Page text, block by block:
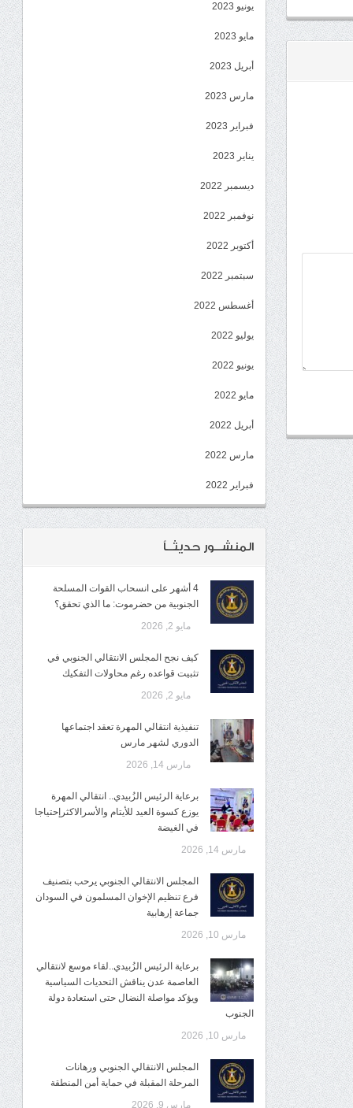
يونيو 2023
مايو 2023
أبريل 2023
مارس 2023
فبراير 2023
يناير 2023
ديسمبر 2022
نوفمبر 2022
أكتوبر 2022
سبتمبر 2022
أغسطس 2022
يوليو 2022
يونيو 2022
مايو 2022
أبريل 2022
مارس 2022
فبراير 2022
المنشــور حديثــاً
4 أشهر على انسحاب القوات المسلحة
الجنوبية من حضرموت: ما الذي تحقق؟
مايو 2, 2026
كيف نجح المجلس الانتقالي الجنوبي في
تثبيت قواعده رغم محاولات التفكيك
مايو 2, 2026
تنفيذية انتقالي المهرة تعقد اجتماعها
الدوري لشهر مارس
مارس 14, 2026
برعاية الرئيس الزُبيدي.. انتقالي المهرة
يوزع كسوة العيد للأيتام والأسرالاكثرإحتياجا
في الغيضة
مارس 14, 2026
المجلس الانتقالي الجنوبي يرحب بتصنيف
فرع تنظيم الإخوان المسلمون في السودان
جماعة إرهابية
مارس 10, 2026
برعاية الرئيس الزُبيدي..لقاء موسع لانتقالي
العاصمة عدن يناقش التحديات السياسية
ويؤكد مواصلة النضال حتى استعادة دولة
الجنوب
مارس 10, 2026
المجلس الانتقالي الجنوبي ورهانات
المرحلة المقبلة في حماية أمن المنطقة
مارس 9, 2026